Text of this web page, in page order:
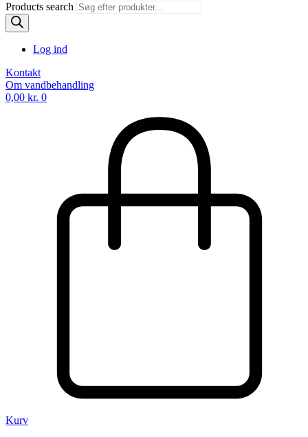
Products search
Log ind
Kontakt
Om vandbehandling
0,00 kr. 0
Kurv